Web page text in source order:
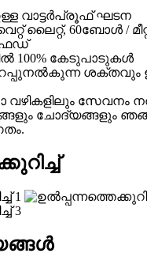
വാട്ടർപ്രൂഫ് ഘടന
ലൈറ്റ്, 60ബോൾ /
100% കേടുപാടുകൾ
ശക്തവും
വഴികളിലും
ചോദ്യങ്ങളും